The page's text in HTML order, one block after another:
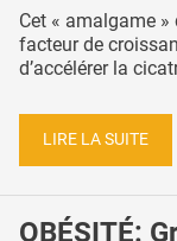
Cet « amalgame
facteur de
d’accélérer la
LIRE LA SUITE
OBÉSITÉ: